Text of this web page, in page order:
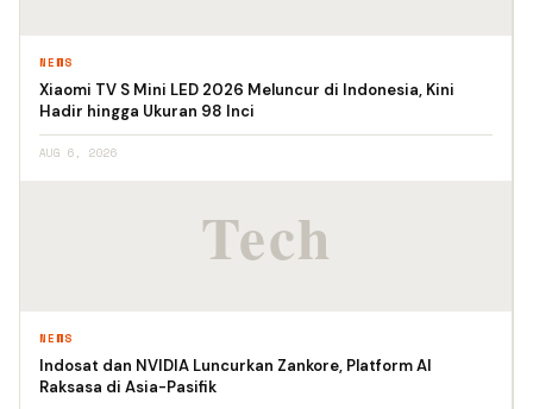
NEWS
Xiaomi TV S Mini LED 2026 Meluncur di Indonesia, Kini
Hadir hingga Ukuran 98 Inci
AUG 6, 2026
NEWS
Indosat dan NVIDIA Luncurkan Zankore, Platform AI
Raksasa di Asia-Pasifik